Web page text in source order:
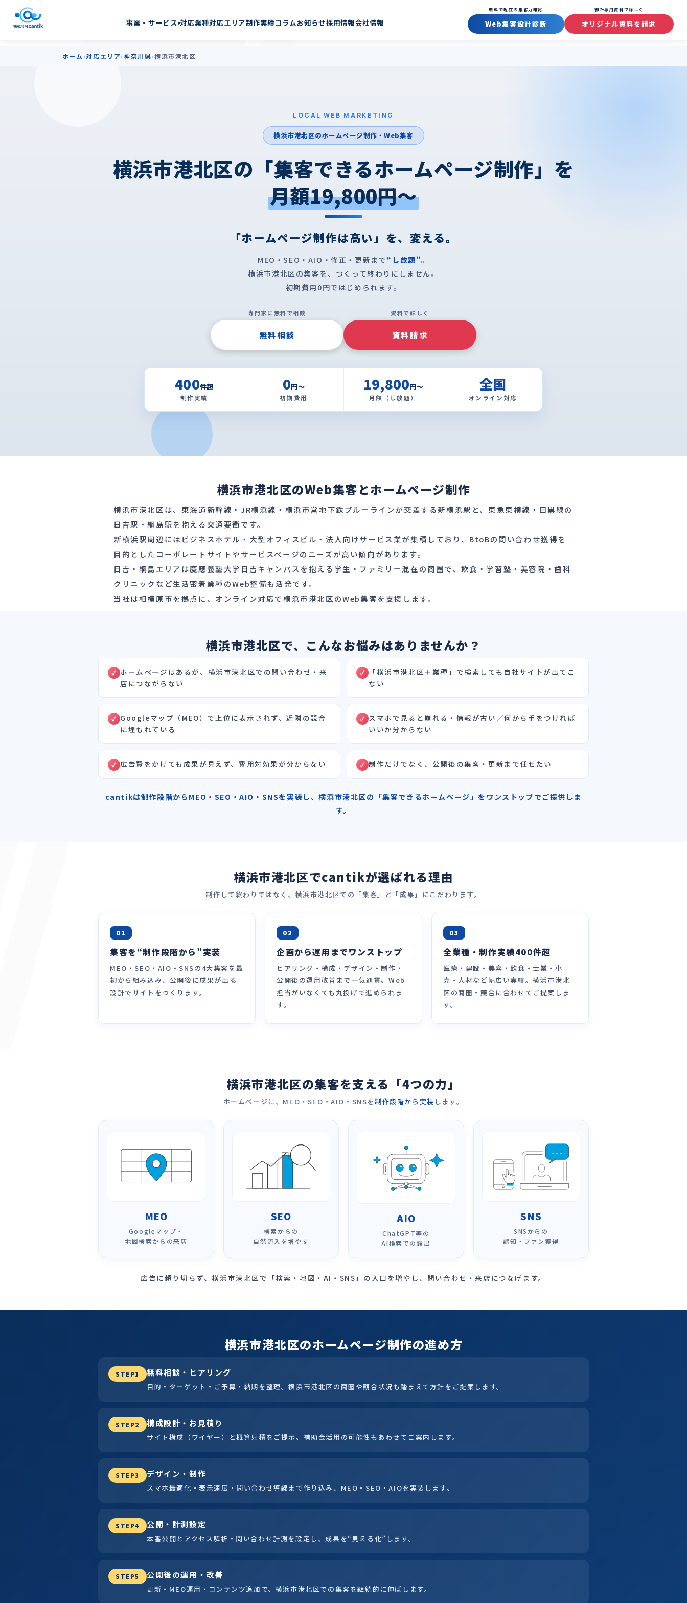
横浜市港北区のホームページ制作・集客支援
事業・サービス▾対応業種対応エリア制作実績 コラムお知らせ採用情報会社情報
無料で現在の集客力確認
Web集客設計診断
御社専用資料で詳しく
オリジナル資料を請求
ホーム 対応エリア 神奈川県 横浜市港北区
LOCAL WEB MARKETING
横浜市港北区のホームページ制作・Web集客
横浜市港北区の「集客できるホームページ制作」を
月額19,800円〜
「ホームページ制作は高い」を、変える。
MEO・SEO・AIO・修正・更新まで“し放題”。
横浜市港北区の集客を、つくって終わりにしません。
初期費用0円ではじめられます。
専門家に無料で相談
無料相談
資料で詳しく
資料請求
400件超
制作実績
0円〜
初期費用
19,800円〜
月額（し放題）
全国
オンライン対応
横浜市港北区のWeb集客とホームページ制作
横浜市港北区は、東海道新幹線・JR横浜線・横浜市営地下鉄ブルーラインが交差する新横浜駅と、東急東横線・目黒線の
日吉駅・綱島駅を抱える交通要衝です。
新横浜駅周辺にはビジネスホテル・大型オフィスビル・法人向けサービス業が集積しており、BtoBの問い合わせ獲得を
目的としたコーポレートサイトやサービスページのニーズが高い傾向があります。
日吉・綱島エリアは慶應義塾大学日吉キャンパスを抱える学生・ファミリー混在の商圏で、飲食・学習塾・美容院・歯科
クリニックなど生活密着業種のWeb整備も活発です。
当社は相模原市を拠点に、オンライン対応で横浜市港北区のWeb集客を支援します。
横浜市港北区で、こんなお悩みはありませんか？
ホームページはあるが、横浜市港北区での問い合わせ・来
店につながらない
「横浜市港北区＋業種」で検索しても自社サイトが出てこ
ない
Googleマップ（MEO）で上位に表示されず、近隣の競合
に埋もれている
スマホで見ると崩れる・情報が古い／何から手をつければ
いいか分からない
広告費をかけても成果が見えず、費用対効果が分からない 制作だけでなく、公開後の集客・更新まで任せたい
cantikは制作段階からMEO・SEO・AIO・SNSを実装し、横浜市港北区の「集客できるホームページ」をワンストップでご提供しま
す。
横浜市港北区でcantikが選ばれる理由
制作して終わりではなく、横浜市港北区での「集客」と「成果」にこだわります。
01
集客を“制作段階から”実装
MEO・SEO・AIO・SNSの4大集客を最
初から組み込み、公開後に成果が出る
設計でサイトをつくります。
02
企画から運用までワンストップ
ヒアリング・構成・デザイン・制作・
公開後の運用改善まで一気通貫。Web
担当がいなくても丸投げで進められま
す。
03
全業種・制作実績400件超
医療・建設・美容・飲食・士業・小
売・人材など幅広い実績。横浜市港北
区の商圏・競合に合わせてご提案しま
す。
横浜市港北区の集客を支える「4つの力」
ホームページに、MEO・SEO・AIO・SNSを制作段階から実装 します。
MEO
Googleマップ・
地図検索からの来店
SEO
検索からの
自然流入を増やす
AIO
ChatGPT等の
AI検索での露出
SNS
SNSからの
認知・ファン獲得
広告に頼り切らず、横浜市港北区で「検索・地図・AI・SNS」の入口を増やし、問い合わせ・来店につなげます。
横浜市港北区のホームページ制作の進め方
STEP1 無料相談・ヒアリング
目的・ターゲット・ご予算・納期を整理。横浜市港北区の商圏や競合状況も踏まえて方針をご提案します。
STEP2 構成設計・お見積り
サイト構成（ワイヤー）と概算見積をご提示。補助金活用の可能性もあわせてご案内します。
STEP3 デザイン・制作
スマホ最適化・表示速度・問い合わせ導線まで作り込み、MEO・SEO・AIOを実装します。
STEP4 公開・計測設定
本番公開とアクセス解析・問い合わせ計測を設定し、成果を“見える化”します。
STEP5 公開後の運用・改善
更新・MEO運用・コンテンツ追加で、横浜市港北区での集客を継続的に伸ばします。